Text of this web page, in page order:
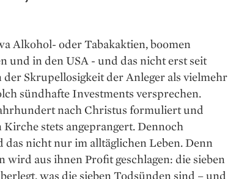
Alkohol- oder Tabakaktien, boomen
und in den USA - und das nicht erst seit
der Skrupellosigkeit der Anleger als vielmehr
sündhafte Investments versprechen.
nach Christus formuliert und
stets angeprangert. Dennoch
das nicht nur im alltäglichen Leben. Denn
wird aus ihnen Profit geschlagen: die sieben
was die sieben Todsünden sind – und